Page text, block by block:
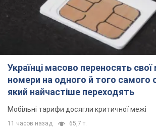
Українці масово переносять свої
номери на одного й того самого
який найчастіше переходять
Мобільні тарифи досягли критичної межі
11 часов назад 65,7 т.